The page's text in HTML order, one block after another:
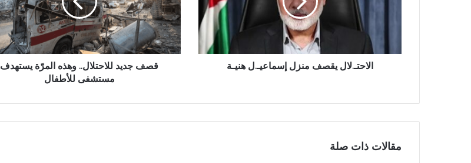
الاحتـ.لال يقصف منزل إسماعيـ.ل هنيـة
قصف جديد للاحتلال.. وهذه المرّة يستهدف
مستشفى للأطفال
مقالات ذات صلة